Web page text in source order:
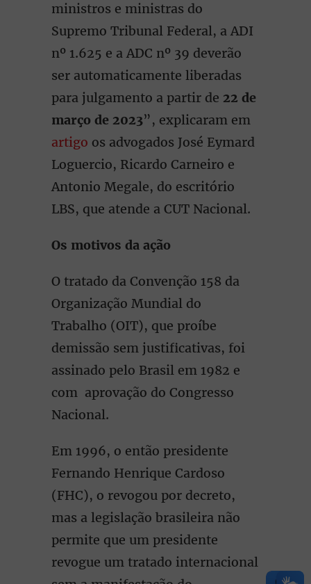
ministros e ministras do
Supremo Tribunal Federal, a ADI
nº 1.625 e a ADC nº 39 deverão
ser automaticamente liberadas
para julgamento a partir de 22 de
março de 2023”, explicaram em
artigo os advogados José Eymard
Loguercio, Ricardo Carneiro e
Antonio Megale, do escritório
LBS, que atende a CUT Nacional.
Os motivos da ação
O tratado da Convenção 158 da
Organização Mundial do
Trabalho (OIT), que proíbe
demissão sem justificativas, foi
assinado pelo Brasil em 1982 e
com aprovação do Congresso
Nacional.
Em 1996, o então presidente
Fernando Henrique Cardoso
(FHC), o revogou por decreto,
mas a legislação brasileira não
permite que um presidente
revogue um tratado internacional